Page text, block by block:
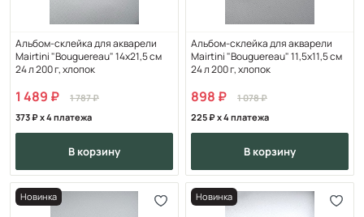
Альбом-склейка для акварели
Mairtini "Bouguereau" 14х21,5 см
24 л 200 г, хлопок
1 489
1 787
373
x 4 платежа
в корзину
Альбом-склейка для акварели
Mairtini "Bouguereau" 11,5х11,5 см
24 л 200 г, хлопок
898
1 078
225
x 4 платежа
в корзину
Новинка Новинка